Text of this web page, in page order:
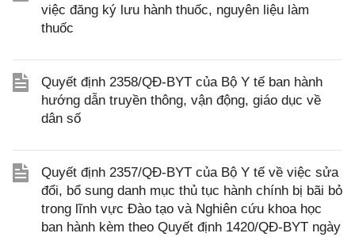
việc đăng ký lưu hành thuốc, nguyên liệu làm
thuốc
Quyết định 2358/QĐ-BYT của Bộ Y tế ban hành
hướng dẫn truyền thông, vận động, giáo dục về
dân số
Quyết định 2357/QĐ-BYT của Bộ Y tế về việc sửa
đổi, bổ sung danh mục thủ tục hành chính bị bãi bỏ
trong lĩnh vực Đào tạo và Nghiên cứu khoa học
ban hành kèm theo Quyết định 1420/QĐ-BYT ngày